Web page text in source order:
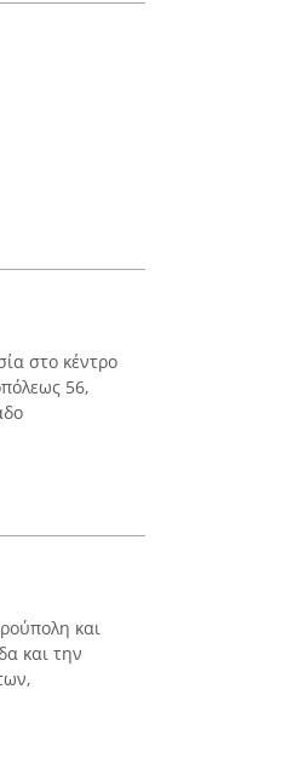
στο κέντρο
56,
και
και την